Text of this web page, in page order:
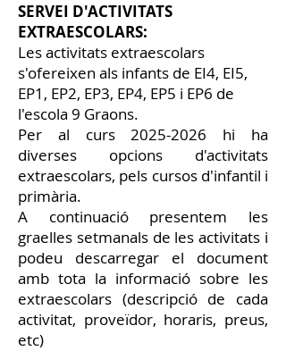
SERVEI D'ACTIVITATS
EXTRAESCOLARS:
Les activitats extraescolars
s'ofereixen als infants de EI4, EI5,
EP1, EP2, EP3, EP4, EP5 i EP6 de
l'escola 9 Graons.
Per al curs2025-2026 hi ha
diverses opcions d'activitats
extraescolars, pels cursos d'infantil i
primària.
A continuació presentem les
graelles setmanals de les activitats i
podeu descarregar el document
amb tota la informació sobre les
extraescolars (descripció de cada
activitat, proveïdor, horaris, preus,
etc)